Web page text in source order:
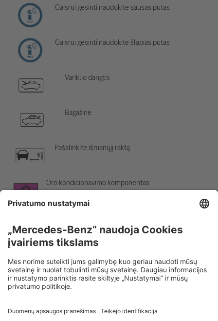
Gaisrui gesinti naudokite sausas putas
Gaisrui gesinti naudokite šlapias putas
Variklio dangtis
Bagažinė
Pašalinkite išmanųjį raktą
Oro kondicionavimo komponentas